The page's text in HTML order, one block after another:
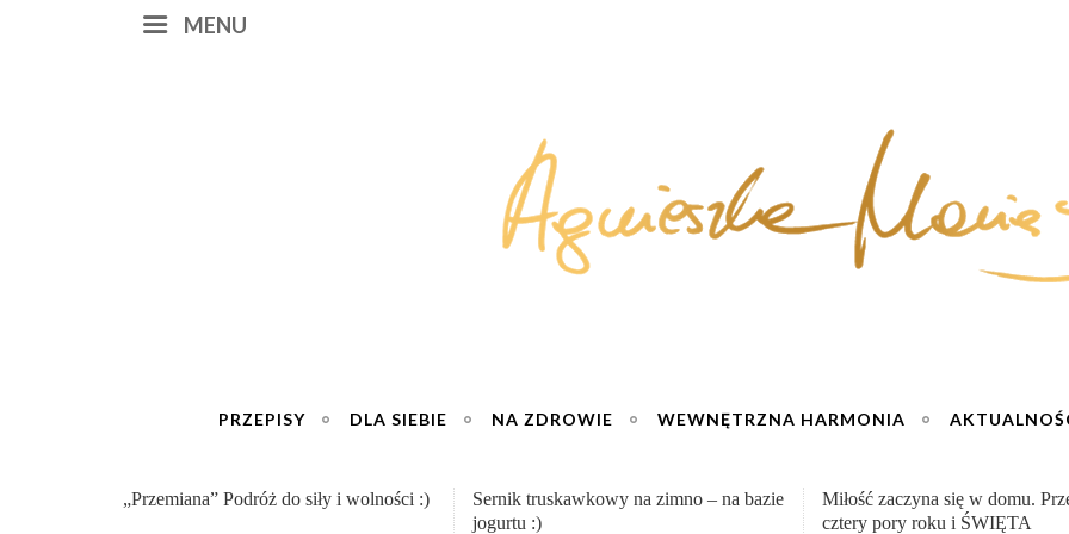
MENU
PRZEPISY DLA SIEBIE NA ZDROWIE WEWNĘTRZNA HARMONIA
Sernik truskawkowy na zimno – na bazie
Miłość zaczyna się w domu. Przepisy na
cztery pory roku i ŚWIĘTA
Wzmacniający odporność syrop
mniszka lekarskiego – zdrowie w